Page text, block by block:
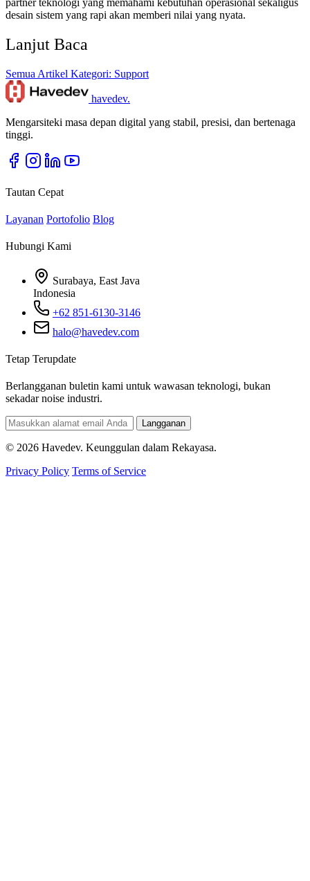
desain sistem yang rapi akan memberi nilai yang nyata.
Lanjut Baca
Semua Artikel Kategori: Support
havedev.
Mengarsiteki masa depan digital yang stabil, presisi, dan bertenaga
tinggi.
Tautan Cepat
Layanan Portofolio Blog
Hubungi Kami
Surabaya, East Java
Indonesia
+62 851-6130-3146
halo@havedev.com
Tetap Terupdate
Berlangganan buletin kami untuk wawasan teknologi, bukan
sekadar noise industri.
Langganan
© 2026 Havedev. Keunggulan dalam Rekayasa.
Privacy Policy Terms of Service